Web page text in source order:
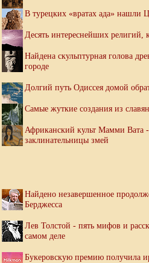
В турецких «вратах ада» нашли
Десять интереснейших религий,
Найдена скульптурная голова
городе
Долгий путь Одиссея домой
Самые жуткие создания из
Африканский культ Мамми Вата
заклинательницы змей
Найдено незавершенное
Берджесса
Лев Толстой - пять мифов и
самом деле
Букеровскую премию получила